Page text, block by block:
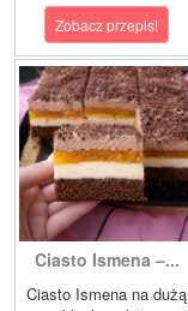
Zobacz przepis!
Ciasto Ismena –...
Ciasto Ismena na dużą